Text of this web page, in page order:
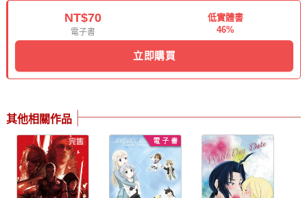
NT$70
電子書
低實體書
46%
立即購買
其他相關作品